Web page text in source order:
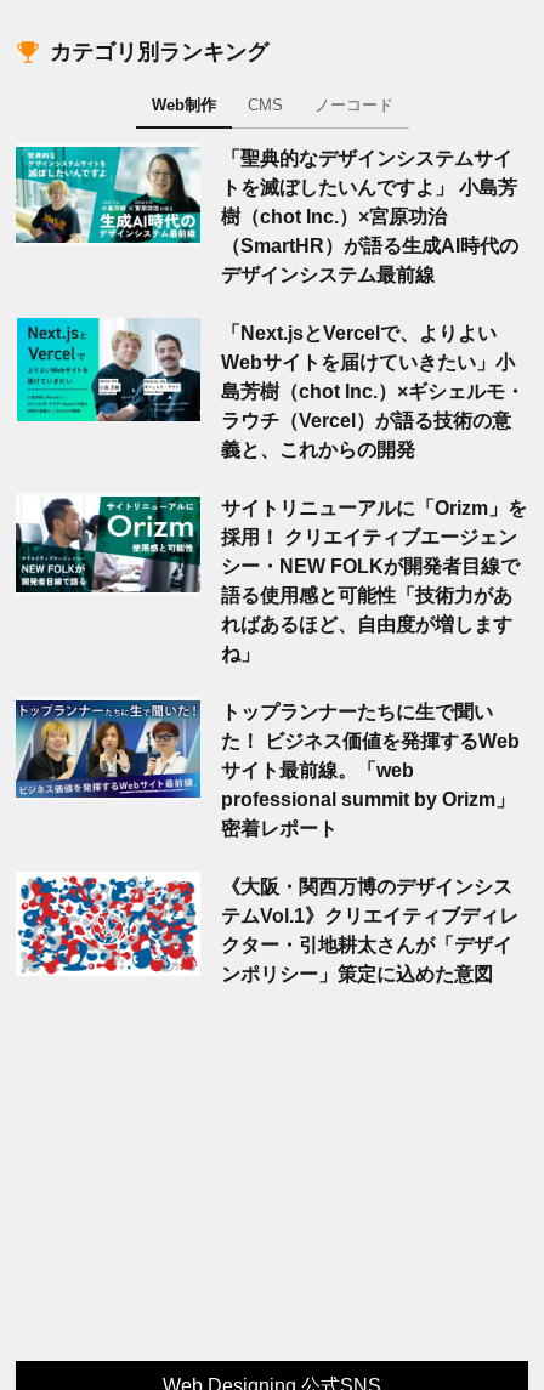
カテゴリ別ランキング
Web制作 CMS ノーコード
「聖典的なデザインシステムサイ
トを滅ぼしたいんですよ」 小島芳
樹（chot Inc.）×宮原功治
（SmartHR）が語る生成AI時代の
デザインシステム最前線
「Next.jsとVercelで、よりよい
Webサイトを届けていきたい」小
島芳樹（chot Inc.）×ギシェルモ・
ラウチ（Vercel）が語る技術の意
義と、これからの開発
サイトリニューアルに「Orizm」を
採用！ クリエイティブエージェン
シー・NEW FOLKが開発者目線で
語る使用感と可能性「技術力があ
ればあるほど、自由度が増します
ね」
トップランナーたちに生で聞い
た！ ビジネス価値を発揮するWeb
サイト最前線。「web
professional summit by Orizm」
密着レポート
《大阪・関西万博のデザインシス
テムVol.1》クリエイティブディレ
クター・引地耕太さんが「デザイ
ンポリシー」策定に込めた意図
Web Designing 公式SNS